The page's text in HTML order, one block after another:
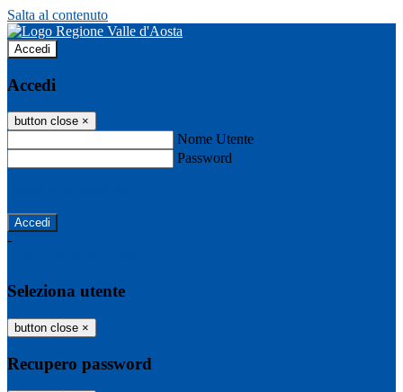
Salta al contenuto
Accedi
Accedi
button close ×
Nome Utente
Password
-
Seleziona utente
button close ×
Recupero password